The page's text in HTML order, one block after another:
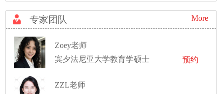
专家团队 More
Zoey老师
宾夕法尼亚大学教育学硕士
预约
ZZL老师